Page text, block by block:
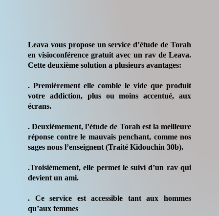
Leava vous propose un service d’étude de Torah
en visioconférence gratuit avec un rav de Leava.
Cette deuxième solution a plusieurs avantages:
. Premièrement elle comble le vide que produit
votre addiction, plus ou moins accentué, aux
écrans.
. Deuxièmement, l’étude de Torah est la meilleure
réponse contre le mauvais penchant, comme nos
sages nous l’enseignent (Traité Kidouchin 30b).
.Troisièmement, elle permet le suivi d’un rav qui
devient un ami.
. Ce service est accessible tant aux hommes
qu’aux femmes